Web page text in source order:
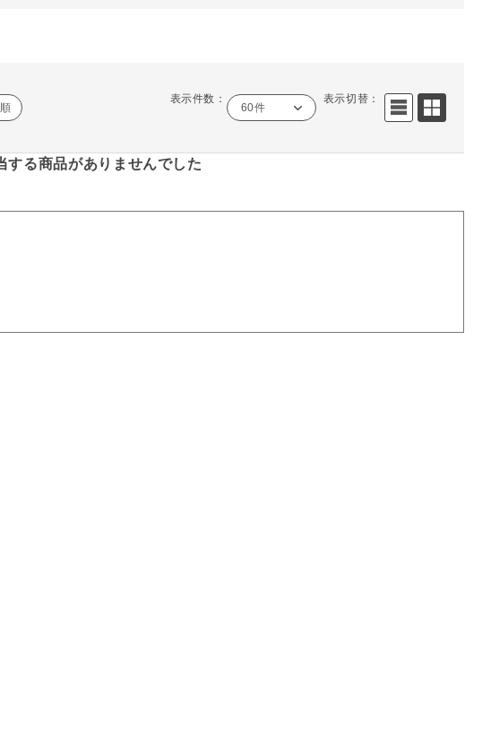
表示件数：
60件
表示切替：
する商品がありませんでした